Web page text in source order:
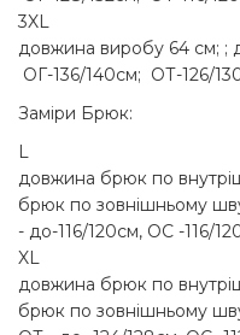
3XL
довжина виробу 64 см; ;
ОГ-136/140см; ОТ-126/
Заміри Брюк:
L
довжина брюк по
брюк по зовнішньому
- до-116/120см, OC -116/
XL
довжина брюк по
брюк по зовнішньому